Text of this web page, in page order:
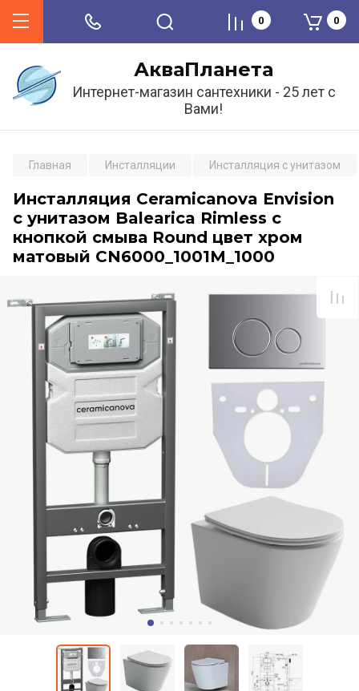
АкваПланета
Интернет-магазин сантехники - 25 лет с
Вами!
0 0
Главная Инсталляции Инсталляция с унитазом
Инсталляция Ceramicanova Envision
с унитазом Balearica Rimless с
кнопкой смыва Round цвет хром
матовый CN6000_1001M_1000